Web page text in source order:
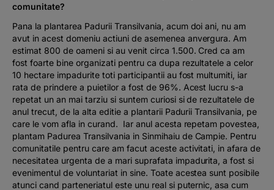
comunitate?
Pana la plantarea Padurii Transilvania, acum doi ani, nu am
avut in acest domeniu actiuni de asemenea anvergura. Am
estimat 800 de oameni si au venit circa 1.500. Cred ca am
fost foarte bine organizati pentru ca dupa rezultatele a celor
10 hectare impadurite toti participantii au fost multumiti, iar
rata de prindere a puietilor a fost de 96%. Acest lucru s-a
repetat un an mai tarziu si suntem curiosi si de rezultatele de
anul trecut, de la alta editie a plantarii Padurii Transilvania, pe
care le vom afla in curand. Iar anul acesta repetam povestea,
plantam Padurea Transilvania in Sinmihaiu de Campie. Pentru
comunitatile pentru care am facut aceste activitati, in afara de
necesitatea urgenta de a mari suprafata impadurita, a fost si
evenimentul de voluntariat in sine. Toate acestea sunt posibile
atunci cand parteneriatul este unu real si puternic, asa cum